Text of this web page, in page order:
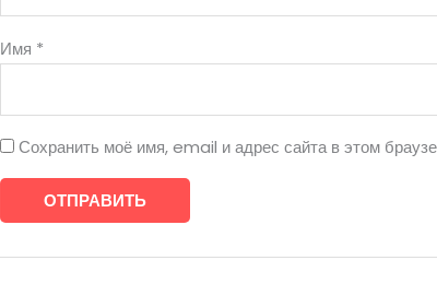
Имя *
Сохранить моё имя, email и адрес сайта в этом